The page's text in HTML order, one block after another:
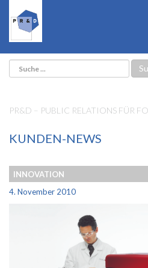
PR&D – PUBLIC RELATIONS FÜR
KUNDEN-NEWS
INNOVATION
4. November 2010